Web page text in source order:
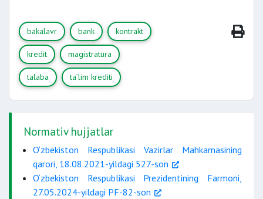
bakalavr bank kontrakt
kredit magistratura
talaba ta’lim krediti
Normativ hujjatlar
O‘zbekiston Respublikasi Vazirlar Mahkamasining
qarori, 18.08.2021-yildagi 527-son
O‘zbekiston Respublikasi Prezidentining Farmoni,
27.05.2024-yildagi PF-82-son